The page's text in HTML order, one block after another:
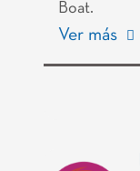
Boat.
Ver más